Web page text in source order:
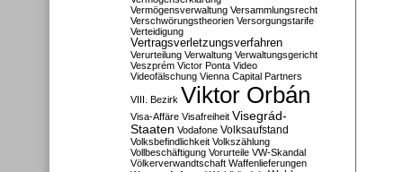
Vermögensverwaltung Versammlungsrecht
Verschwörungstheorien Versorgungstarife
Verteidigung
Vertragsverletzungsverfahren
Verurteilung Verwaltung Verwaltungsgericht
Veszprém Victor Ponta Video
Videofälschung Vienna Capital Partners
VIII. Bezirk Viktor Orbán
Visa-Affäre Visafreiheit Visegrád-
Staaten Vodafone Volksaufstand
Volksbefindlichkeit Volkszählung
Vollbeschäftigung Vorurteile VW-Skandal
Völkerverwandtschaft Waffenlieferungen